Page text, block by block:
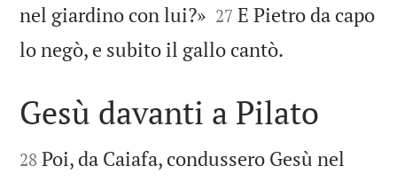
nel giardino con lui?»
27 E Pietro da capo
lo negò, e subito il gallo cantò.

Gesù davanti a Pilato

28 Poi, da Caiafa, condussero Gesù nel